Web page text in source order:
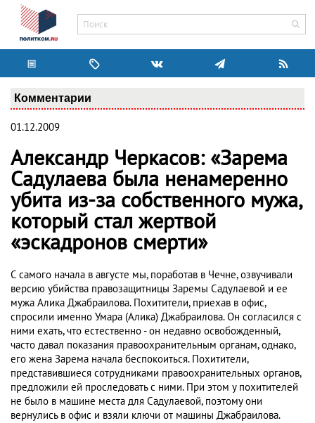
Комментарии
01.12.2009
Александр Черкасов: «Зарема
Садулаева была ненамеренно
убита из-за собственного мужа,
который стал жертвой
«эскадронов смерти»
С самого начала в августе мы, поработав в Чечне, озвучивали
версию убийства правозащитницы Заремы Садулаевой и ее
мужа Алика Джабраилова. Похитители, приехав в офис,
спросили именно Умара (Алика) Джабраилова. Он согласился с
ними ехать, что естественно - он недавно освобожденный,
часто давал показания правоохранительным органам, однако,
его жена Зарема начала беспокоиться. Похитители,
представившиеся сотрудниками правоохранительных органов,
предложили ей проследовать с ними. При этом у похитителей
не было в машине места для Садулаевой, поэтому они
вернулись в офис и взяли ключи от машины Джабраилова.